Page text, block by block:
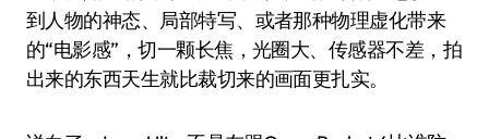
到人物的神态、局部特写、或者那种物理虚化带来
的“电影感”，切一颗长焦，光圈大、传感器不差，拍
出来的东西天生就比裁切来的画面更扎实。